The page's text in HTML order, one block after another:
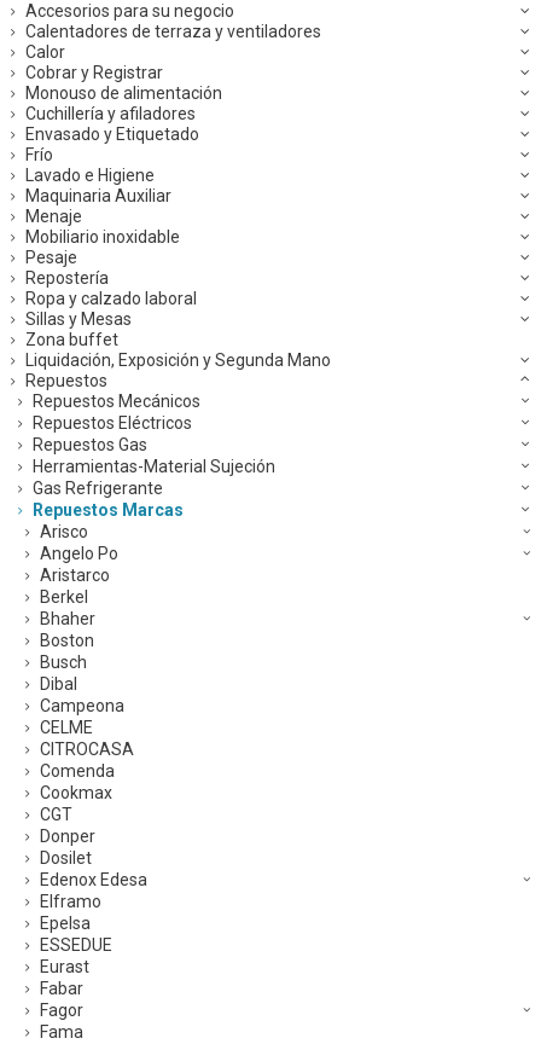
Accesorios para su negocio
Calentadores de terraza y ventiladores
Calor
Cobrar y Registrar
Monouso de alimentación
Cuchillería y afiladores
Envasado y Etiquetado
Frío
Lavado e Higiene
Maquinaria Auxiliar
Menaje
Mobiliario inoxidable
Pesaje
Repostería
Ropa y calzado laboral
Sillas y Mesas
Zona buffet
Liquidación, Exposición y Segunda Mano
Repuestos
Repuestos Mecánicos
Repuestos Eléctricos
Repuestos Gas
Herramientas-Material Sujeción
Gas Refrigerante
Repuestos Marcas
Arisco
Angelo Po
Aristarco
Berkel
Bhaher
Boston
Busch
Dibal
Campeona
CELME
CITROCASA
Comenda
Cookmax
CGT
Donper
Dosilet
Edenox Edesa
Elframo
Epelsa
ESSEDUE
Eurast
Fabar
Fagor
Fama